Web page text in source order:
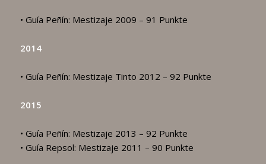
• Guía Peñín: Mestizaje 2009 – 91 Punkte
2014
• Guía Peñín: Mestizaje Tinto 2012 – 92 Punkte
2015
• Guía Peñín: Mestizaje 2013 – 92 Punkte
• Guía Repsol: Mestizaje 2011 – 90 Punkte